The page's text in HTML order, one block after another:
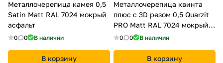
Металлочерепица камея 0,5
Satin Matt RAL 7024 мокрый
асфальт
0 0 В наличии
В корзину
Металлочерепица квинта
плюс c 3D резом 0,5 Quarzit
PRO Matt RAL 7024 мокрый
асфальт
0 0 В наличии
В корзину